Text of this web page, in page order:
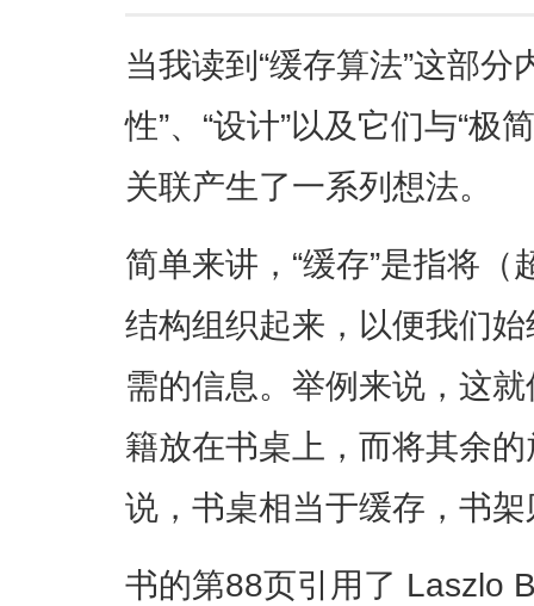
当我读到“缓存算法”这部分
性”、“设计”以及它们与“极
关联产生了一系列想法。
简单来讲，“缓存”是指将
结构组织起来，以便我们
需的信息。举例来说，这
籍放在书桌上，而将其余
说，书桌相当于缓存，书
书的第88页引用了 Laszlo